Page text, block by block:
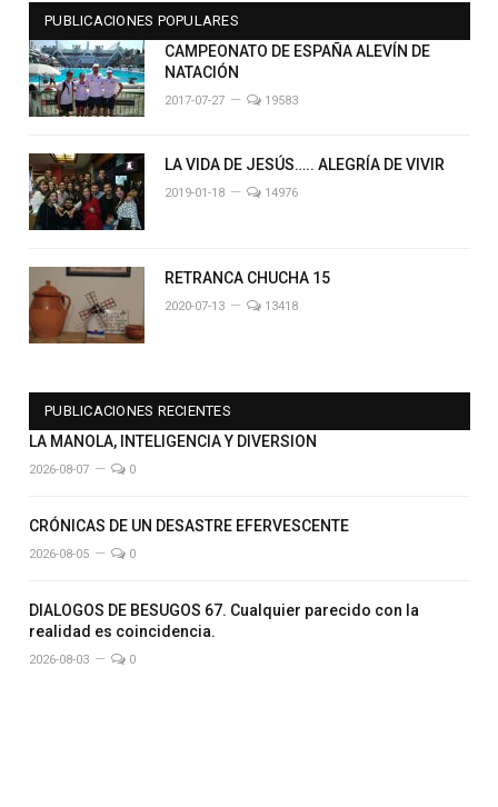
PUBLICACIONES POPULARES
CAMPEONATO DE ESPAÑA ALEVÍN DE
NATACIÓN
2017-07-27 19583
LA VIDA DE JESÚS….. ALEGRÍA DE VIVIR
2019-01-18 14976
RETRANCA CHUCHA 15
2020-07-13 13418
PUBLICACIONES RECIENTES
LA MANOLA, INTELIGENCIA Y DIVERSION
2026-08-07 0
CRÓNICAS DE UN DESASTRE EFERVESCENTE
2026-08-05 0
DIALOGOS DE BESUGOS 67. Cualquier parecido con la
realidad es coincidencia.
2026-08-03 0